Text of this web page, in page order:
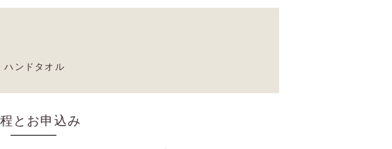
ンドタオル
とお申込み